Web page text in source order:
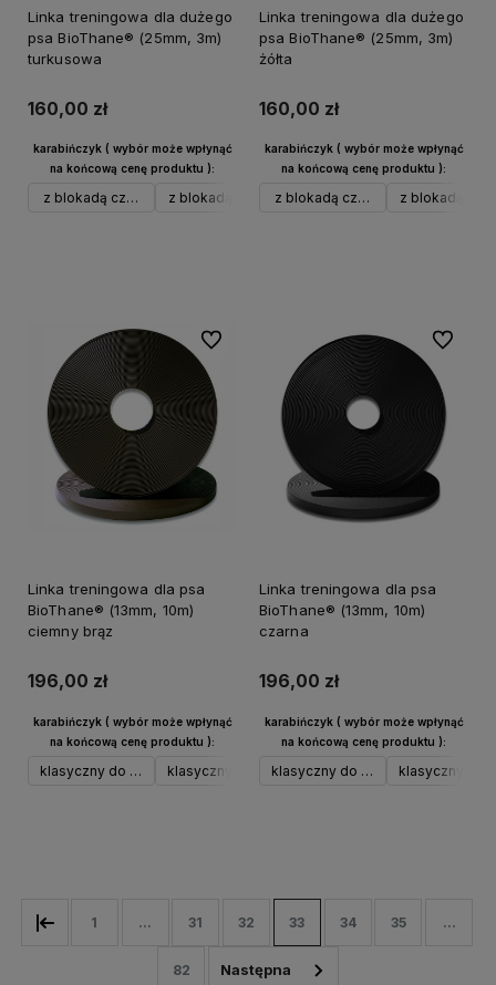
Linka treningowa dla dużego
psa BioThane® (25mm, 3m)
turkusowa
160,00 zł
karabińczyk ( wybór może wpłynąć
na końcową cenę produktu ):
z blokadą czarny aluz blokadą srebrny aluw typie Frog do 40 kg czarny
Linka treningowa dla dużego
psa BioThane® (25mm, 3m)
żółta
160,00 zł
karabińczyk ( wybór może wpłynąć
na końcową cenę produktu ):
z blokadą czarny aluz blokadą
Linka treningowa dla psa
BioThane® (13mm, 10m)
ciemny brąz
196,00 zł
karabińczyk ( wybór może wpłynąć
na końcową cenę produktu ):
klasyczny do 17 kg srebrnyklasyczny do 17 kg czarnyklasyczny do 17 kg neospustowy
Do ulubionych
Linka treningowa dla psa
BioThane® (13mm, 10m)
czarna
196,00 zł
karabińczyk ( wybór może wpłynąć
na końcową cenę produktu ):
klasyczny do 17 kg srebrny
klasyczny do
Do
1 ... 31 32 33 34 35 ...
82